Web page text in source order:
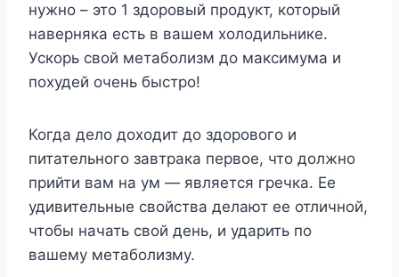
нужно – это 1 здоровый продукт, который
наверняка есть в вашем холодильнике.
Ускорь свой метаболизм до максимума и
похудей очень быстро!
Когда дело доходит до здорового и
питательного завтрака первое, что должно
прийти вам на ум — является гречка. Ее
удивительные свойства делают ее отличной,
чтобы начать свой день, и ударить по
вашему метаболизму.